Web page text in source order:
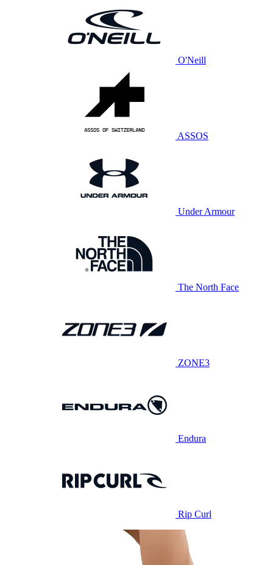
O'Neill
ASSOS
Under Armour
The North Face
ZONE3
Endura
Rip Curl